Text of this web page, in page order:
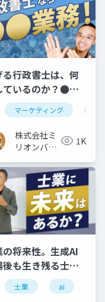
る行政書士は、何
ているのか？●●
がお勧めの理由
マーケティング
株式会社ミ
リオンバリ
1K
独立開業
の将来性。生成AI
後も生き残る士業
の「３つの力」
士業 ai